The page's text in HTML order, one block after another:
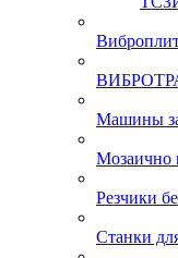
Машины
Мозаично
Резчики
Станки